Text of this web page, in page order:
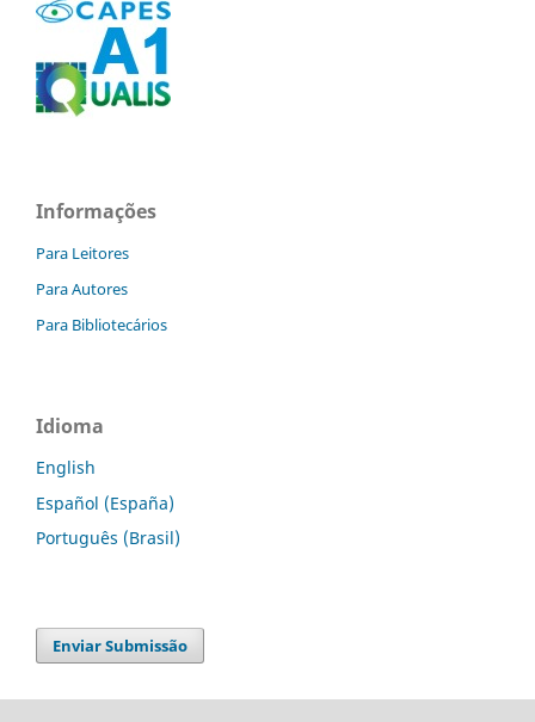
Informações
Para Leitores
Para Autores
Para Bibliotecários
Idioma
English
Español (España)
Português (Brasil)
Enviar Submissão